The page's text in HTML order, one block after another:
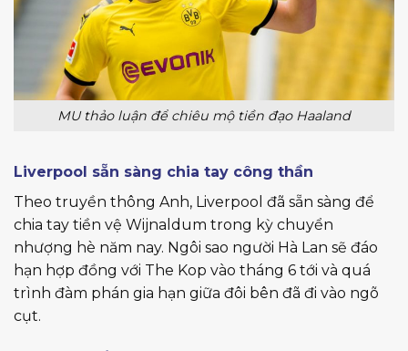
MU thảo luận để chiêu mộ tiền đạo Haaland
Liverpool sẵn sàng chia tay công thần
Theo truyền thông Anh, Liverpool đã sẵn sàng để
chia tay tiền vệ Wijnaldum trong kỳ chuyển
nhượng hè năm nay. Ngôi sao người Hà Lan sẽ đáo
hạn hợp đồng với The Kop vào tháng 6 tới và quá
trình đàm phán gia hạn giữa đôi bên đã đi vào ngõ
cụt.